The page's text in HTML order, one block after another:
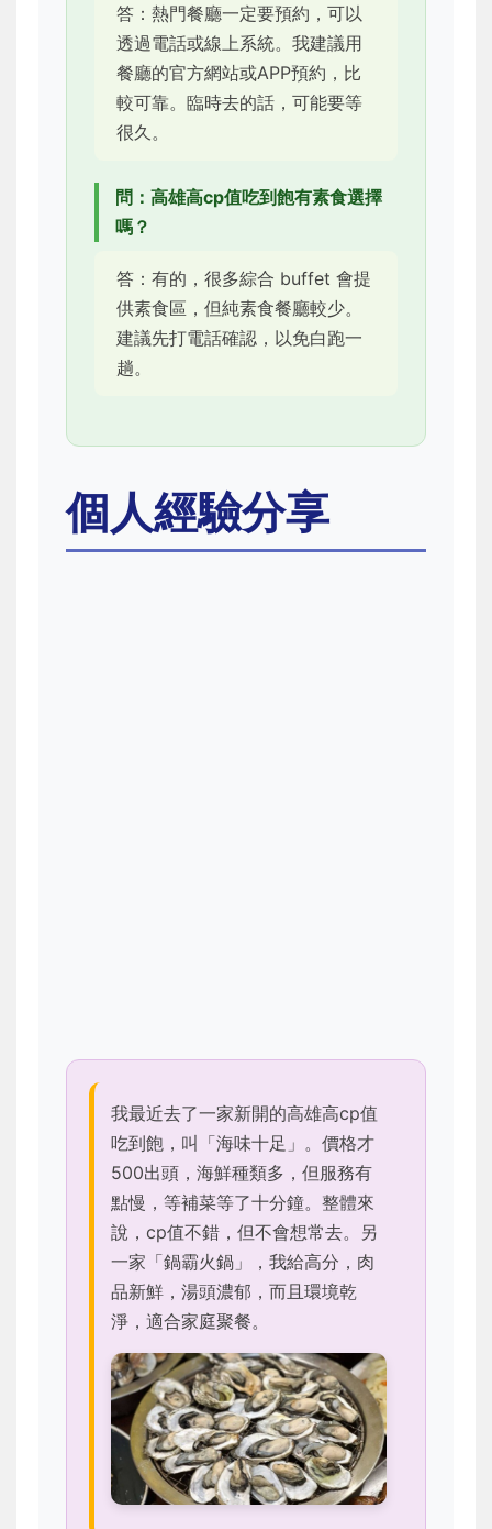
答：熱門餐廳一定要預約，可以
透過電話或線上系統。我建議用
餐廳的官方網站或APP預約，比
較可靠。臨時去的話，可能要等
很久。
問：高雄高cp值吃到飽有素食選擇
嗎？
答：有的，很多綜合 buffet 會提
供素食區，但純素食餐廳較少。
建議先打電話確認，以免白跑一
趟。
個人經驗分享
我最近去了一家新開的高雄高cp值
吃到飽，叫「海味十足」。價格才
500出頭，海鮮種類多，但服務有
點慢，等補菜等了十分鐘。整體來
說，cp值不錯，但不會想常去。另
一家「鍋霸火鍋」，我給高分，肉
品新鮮，湯頭濃郁，而且環境乾
淨，適合家庭聚餐。